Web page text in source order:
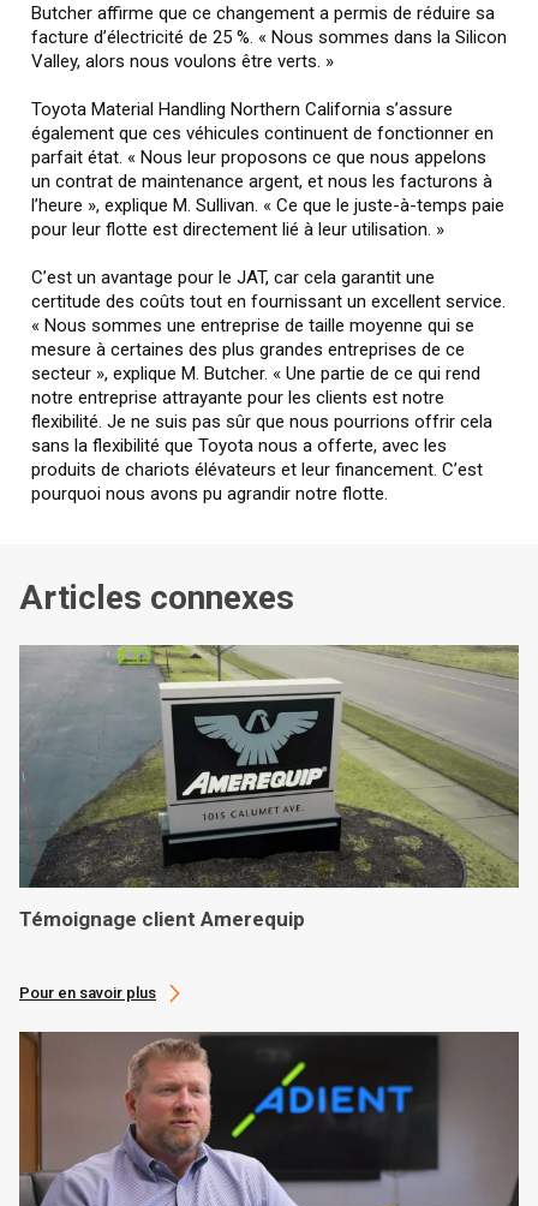
Butcher affirme que ce changement a permis de réduire sa
facture d’électricité de 25 %. « Nous sommes dans la Silicon
Valley, alors nous voulons être verts. »
Toyota Material Handling Northern California s’assure
également que ces véhicules continuent de fonctionner en
parfait état. « Nous leur proposons ce que nous appelons
un contrat de maintenance argent, et nous les facturons à
l’heure », explique M. Sullivan. « Ce que le juste-à-temps paie
pour leur flotte est directement lié à leur utilisation. »
C’est un avantage pour le JAT, car cela garantit une
certitude des coûts tout en fournissant un excellent service.
« Nous sommes une entreprise de taille moyenne qui se
mesure à certaines des plus grandes entreprises de ce
secteur », explique M. Butcher. « Une partie de ce qui rend
notre entreprise attrayante pour les clients est notre
flexibilité. Je ne suis pas sûr que nous pourrions offrir cela
sans la flexibilité que Toyota nous a offerte, avec les
produits de chariots élévateurs et leur financement. C’est
pourquoi nous avons pu agrandir notre flotte.
Articles connexes
Témoignage client Amerequip
Pour en savoir plus